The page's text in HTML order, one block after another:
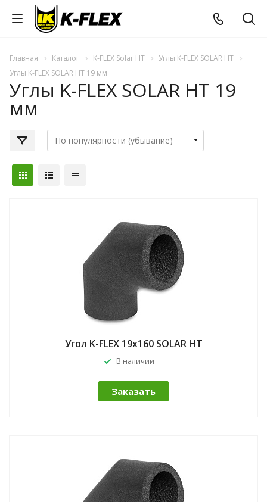
Главная Каталог K-FLEX Solar HT
Углы K-FLEX SOLAR HT
Углы K-FLEX SOLAR HT 19 мм
Углы K-FLEX SOLAR HT 19
мм
Угол K-FLEX 19x160 SOLAR HT
В наличии
Заказать